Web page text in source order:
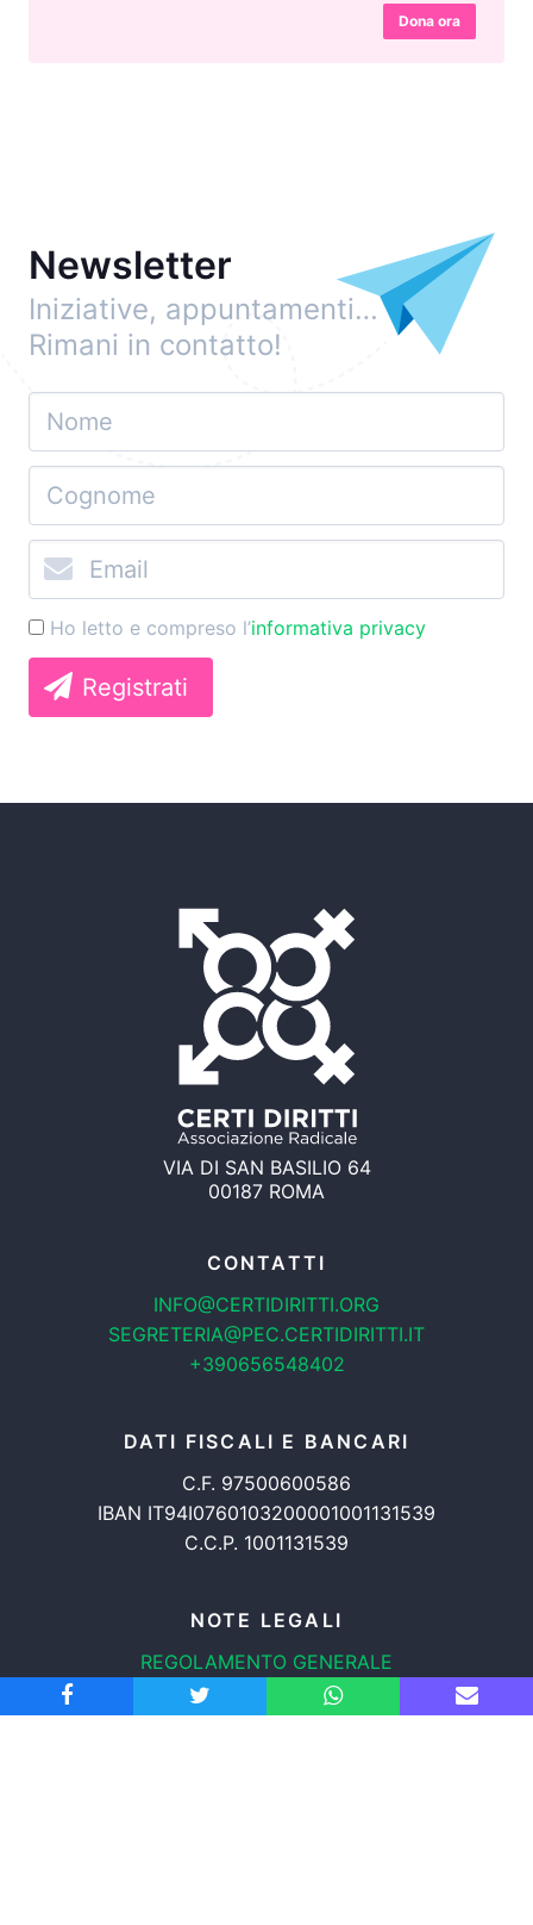
Dona ora
Newsletter
Iniziative, appuntamenti…
Rimani in contatto!
Ho letto e compreso l’informativa privacy
Registrati
VIA DI SAN BASILIO 64
00187 ROMA
CONTATTI
INFO@CERTIDIRITTI.ORG
SEGRETERIA@PEC.CERTIDIRITTI.IT
+390656548402
DATI FISCALI E BANCARI
C.F. 97500600586
IBAN IT94I0760103200001001131539
C.C.P. 1001131539
NOTE LEGALI
REGOLAMENTO GENERALE
PROTEZIONE DATI
INFORMATIVA COOKIES